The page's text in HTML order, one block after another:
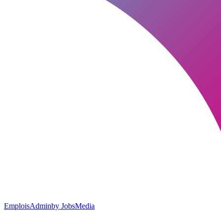
EmploisAdminby JobsMedia